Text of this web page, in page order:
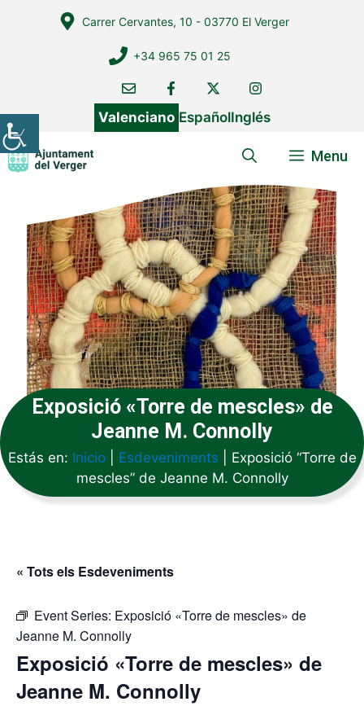
Carrer Cervantes, 10 - 03770 El Verger
+34 965 75 01 25
Valenciano EspañolInglés
Menu
Exposició «Torre de mescles» de
Jeanne M. Connolly
Estás en: Inicio| Esdeveniments
Exposició “Torre de
mescles” de Jeanne M. Connolly
« Tots els Esdeveniments
Event Series: Exposició «Torre de mescles» de
Jeanne M. Connolly
Exposició «Torre de mescles» de
Jeanne M. Connolly